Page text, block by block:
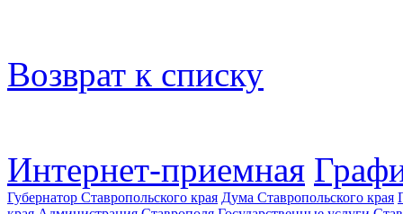
Возврат к списку
Интернет-приемная
Губернатор Ставропольского края Дума Ставропольского края